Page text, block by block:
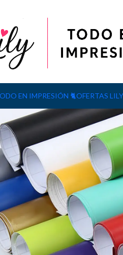
EN IMPRESIÓN 🐈OFERTAS